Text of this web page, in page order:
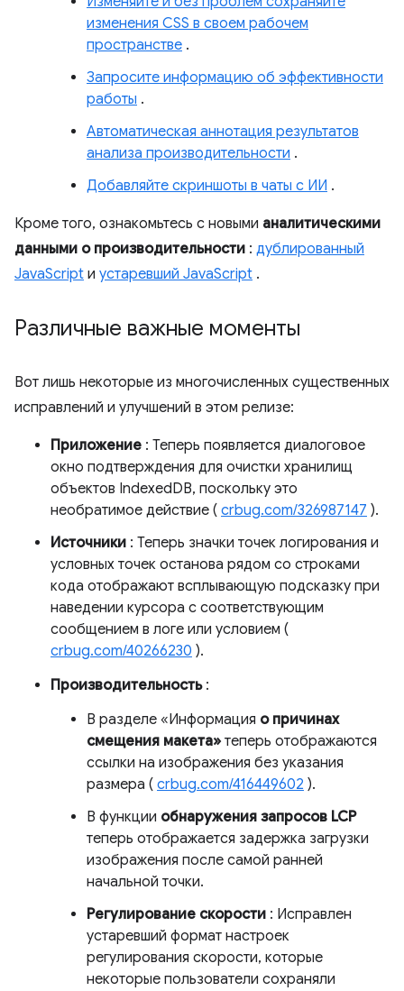
изменения CSS в своем рабочем
пространстве .
Запросите информацию об эффективности
работы .
Автоматическая аннотация результатов
анализа производительности .
Добавляйте скриншоты в чаты с ИИ .
Кроме того, ознакомьтесь с новыми аналитическими
данными о производительности : дублированный
JavaScript и устаревший JavaScript .
Различные важные моменты
Вот лишь некоторые из многочисленных существенных
исправлений и улучшений в этом релизе:
Приложение : Теперь появляется диалоговое
окно подтверждения для очистки хранилищ
объектов IndexedDB, поскольку это
необратимое действие ( crbug.com/326987147 ).
Источники : Теперь значки точек логирования и
условных точек останова рядом со строками
кода отображают всплывающую подсказку при
наведении курсора с соответствующим
сообщением в логе или условием (
crbug.com/40266230 ).
Производительность:
В разделе «Информация о причинах
смещения макета» теперь отображаются
ссылки на изображения без указания
размера ( crbug.com/416449602 ).
В функции обнаружения запросов LCP
теперь отображается задержка загрузки
изображения после самой ранней
начальной точки.
Регулирование скорости : Исправлен
устаревший формат настроек
регулирования скорости, которые
некоторые пользователи сохраняли